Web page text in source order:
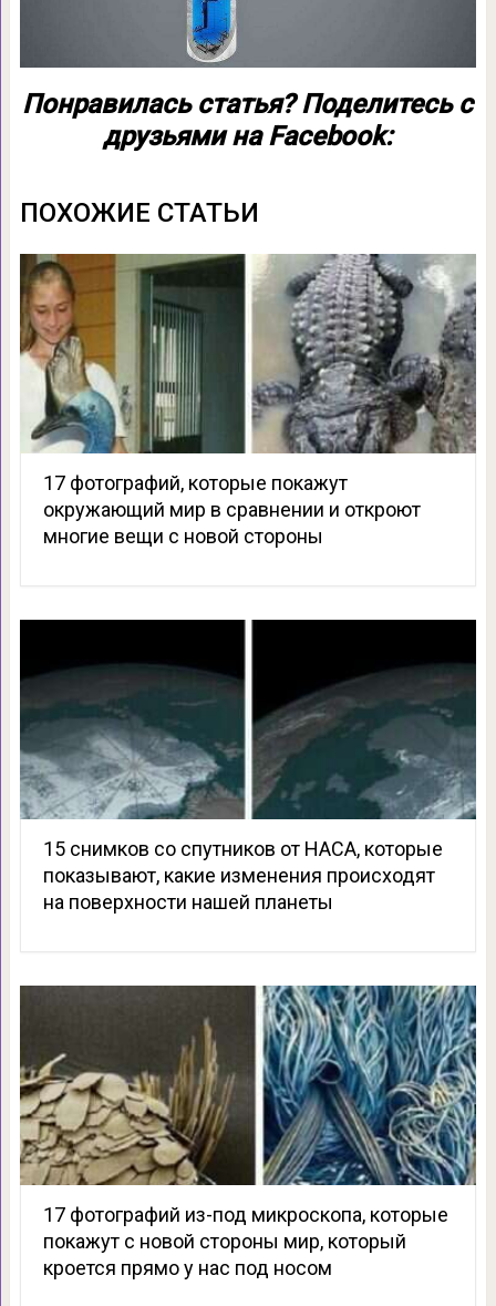
Понравилась статья? Поделитесь с
друзьями на Facebook:
ПОХОЖИЕ СТАТЬИ
17 фотографий, которые покажут
окружающий мир в сравнении и откроют
многие вещи с новой стороны
15 снимков со спутников от НАСА, которые
показывают, какие изменения происходят
на поверхности нашей планеты
17 фотографий из-под микроскопа, которые
покажут с новой стороны мир, который
кроется прямо у нас под носом